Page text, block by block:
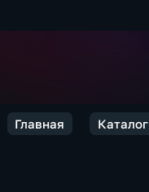
Главная Каталог